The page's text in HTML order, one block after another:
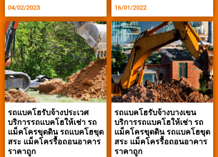
04/02/2023 16/01/2022
รถแบคโฮรับจ้างประเวศ
บริการรถแบคโฮให้เช่า รถ
แม็คโครขุดดิน รถแบคโฮขุด
สระ แม็คโครรื้อถอนอาคาร
ราคาถูก
รถแบคโฮรับจ้างบางเขน
บริการรถแบคโฮให้เช่า รถ
แม็คโครขุดดิน รถแบคโฮขุด
สระ แม็คโครรื้อถอนอาคาร
ราคาถูก